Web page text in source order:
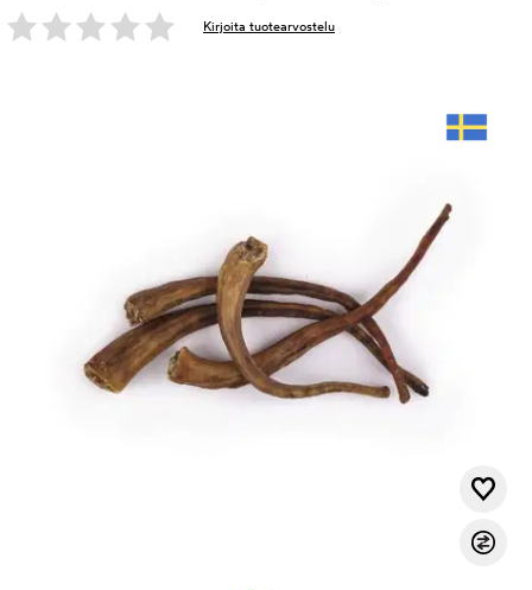
Kirjoita tuotearvostelu